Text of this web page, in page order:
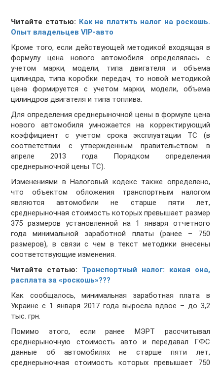
Читайте статью: Как не платить налог на роскошь.
Опыт владельцев VIP-авто
Кроме того, если действующей методикой входящая в
формулу цена нового автомобиля определялась с
учетом марки, модели, типа двигателя и объема
цилиндра, типа коробки передач, то новой методикой
цена формируется с учетом марки, модели, объема
цилиндров двигателя и типа топлива.
Для определения среднерыночной цены в формуле цена
нового автомобиля умножается на корректирующий
коэффициент с учетом срока эксплуатации ТС (в
соответствии с утвержденным правительством в
апреле 2013 года Порядком определения
среднерыночной цены ТС).
Изменениями в Налоговый кодекс также определено,
что объектом обложения транспортным налогом
являются автомобили не старше пяти лет,
среднерыночная стоимость которых превышает размер
375 размеров установленной на 1 января отчетного
года минимальной заработной платы (ранее – 750
размеров), в связи с чем в текст методики внесены
соответствующие изменения.
Читайте статью: Транспортный налог: какая она,
расплата за «роскошь»???
Как сообщалось, минимальная заработная плата в
Украине с 1 января 2017 года выросла вдвое – до 3,2
тыс. грн.
Помимо этого, если ранее МЭРТ рассчитывал
среднерыночную стоимость авто и передавал ГФС
данные об автомобилях не старше пяти лет,
среднерыночная стоимость которых превышает 750